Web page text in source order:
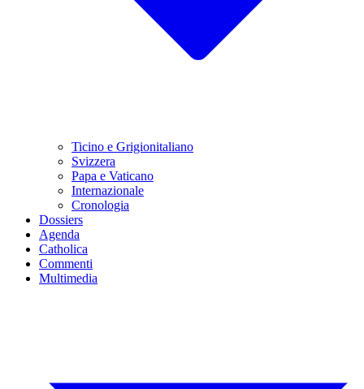
Ticino e Grigionitaliano
Svizzera
Papa e Vaticano
Internazionale
Cronologia
Dossiers
Agenda
Catholica
Commenti
Multimedia